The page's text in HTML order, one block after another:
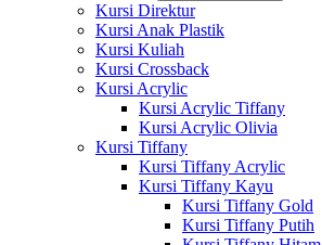
Kursi Direktur
Kursi Anak Plastik
Kursi Kuliah
Kursi Crossback
Kursi Acrylic
Kursi Acrylic Tiffany
Kursi Acrylic Olivia
Kursi Tiffany
Kursi Tiffany Acrylic
Kursi Tiffany Kayu
Kursi Tiffany Gold
Kursi Tiffany Putih